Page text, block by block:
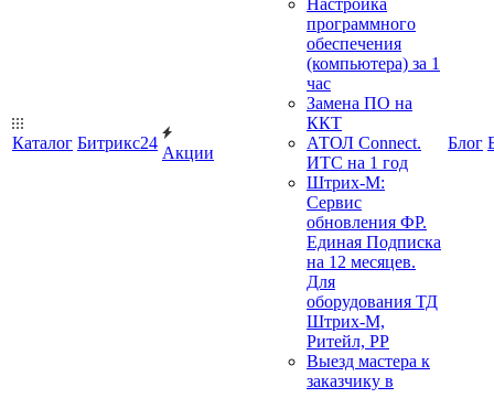
Каталог Битрикс24
Акции
Настройка
программного
обеспечения
(компьютера) за 1
час
Замена ПО на
ККТ
АТОЛ Connect.
ИТС на 1 год
Штрих-М:
Сервис
обновления ФР.
Единая Подписка
на 12 месяцев.
Для
оборудования ТД
Штрих-М,
Ритейл, РР
Выезд мастера к
заказчику в
Блог